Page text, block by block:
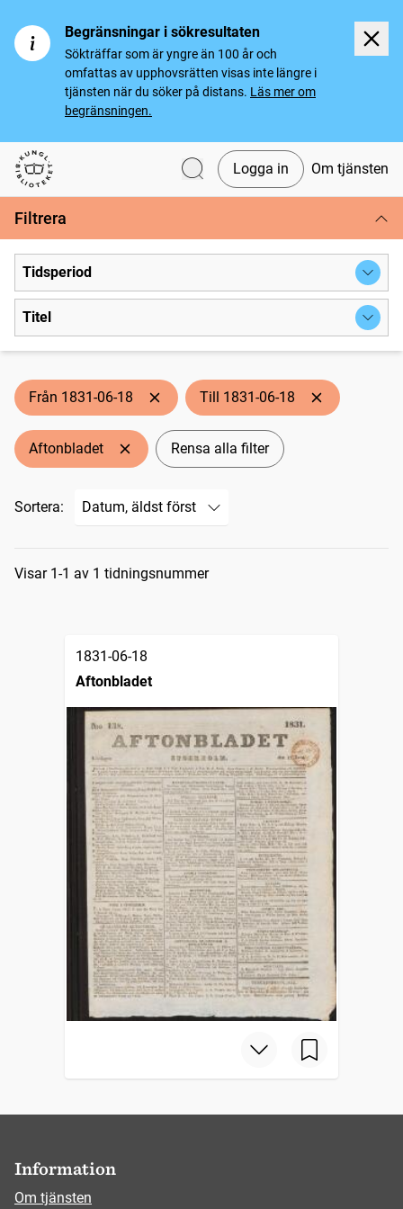
Begränsningar i sökresultaten
Sökträffar som är yngre än 100 år och
omfattas av upphovsrätten visas inte längre i
tjänsten när du söker på distans. Läs mer om
begränsningen.
Svenska tidningar
Logga in Om tjänsten
Filtrera
Tidsperiod
Titel
Från 1831-06-18 Till 1831-06-18
Aftonbladet Rensa alla filter
Sortera:
Sökresultat
Visar 1-1 av 1 tidningsnummer
1831-06-18
Aftonbladet
Information
Om tjänsten